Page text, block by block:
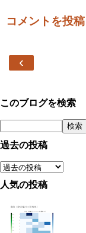
コメントを投稿
‹
このブログを検索
過去の投稿
人気の投稿